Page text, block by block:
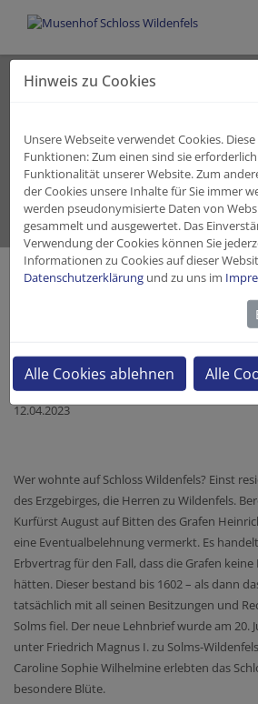
Angebot Wir
Geschichte 63: Zur
12.04.2023
Wer wohnte auf Schloss Wildenfels? Einst
des Erzgebirges, die Herren zu Wildenfels.
Kurfürst August auf Bitten des Grafen
eine Eventualbelehnung vermerkt. Es
Erbvertrag für den Fall, dass die Grafen
hätten. Dieser bestand bis 1602 – als dann
tatsächlich mit all seinen Besitzungen und
Solms fiel. Der neue Lehnbrief wurde am 20.
unter Friedrich Magnus I. zu Solms-
Caroline Sophie Wilhelmine erlebten das
besondere Blüte.
Hinweis zu Cookies
Unsere Webseite verwendet Cookies.
Funktionen: Zum einen sind sie
Funktionalität unserer Website. Zum
der Cookies unsere Inhalte für Sie immer
werden pseudonymisierte Daten von
gesammelt und ausgewertet. Das
Verwendung der Cookies können Sie
Informationen zu Cookies auf dieser
Datenschutzerklärung und zu uns im
Alle Cookies ablehnen Alle